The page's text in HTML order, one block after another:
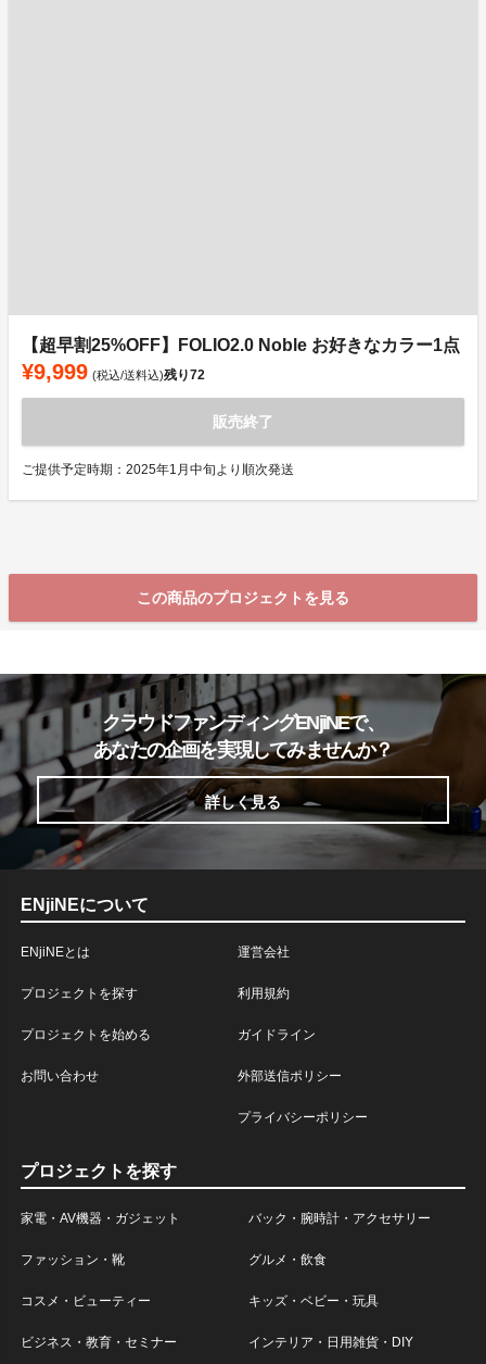
【超早割25%OFF】FOLIO2.0 Noble お好きなカラー1点
¥9,999 (税込/送料込)残り72
販売終了
ご提供予定時期：2025年1月中旬より順次発送
この商品のプロジェクトを見る
クラウドファンディングENjiNEで、
あなたの企画を実現してみませんか？
詳しく見る
ENjiNEについて
ENjiNEとは
プロジェクトを探す
プロジェクトを始める
お問い合わせ
運営会社
利用規約
ガイドライン
外部送信ポリシー
プライバシーポリシー
プロジェクトを探す
家電・AV機器・ガジェット バック・腕時計・アクセサリー
ファッション・靴 グルメ・飲食
コスメ・ビューティー キッズ・ベビー・玩具
ビジネス・教育・セミナー インテリア・日用雑貨・DIY